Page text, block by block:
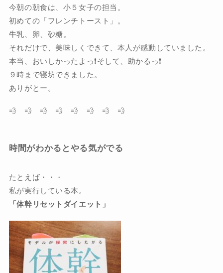
今朝の朝食は、小５女子の担当。
初めての「フレンチトースト」。
牛乳、卵、砂糖。
それだけで、美味しくできて、本人が感動していました。
本当、おいしかったよっ❗️そして、助かるっ❗️
９時まで寝坊できました。
ありがとー。
💨 💨 💨 💨 💨 💨 💨 💨
時間がわかるとやる気がでる
たとえば・・・
私が実行している本。
「体幹リセットダイエット」